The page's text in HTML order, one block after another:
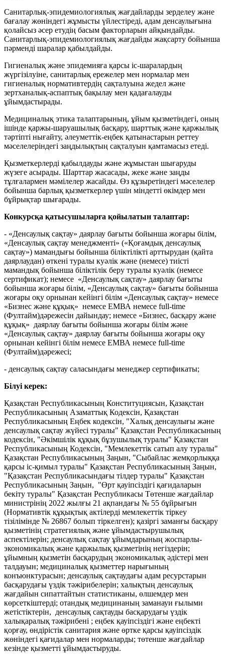
Санитарлық-эпидемиологиялық жағдайларды зерделеу және
бағалау жөніндегі жұмысты үйлестіреді, адам денсаулығына
қолайсыз әсер етудің басым факторларын айқындайды.
Санитарлық-эпидемиологиялық жағдайды жақсарту бойынша
пәрменді шаралар қабылдайды.
Гигиеналық және эпидемияға қарсы іс-шаралардың
жүргізілуіне, санитарлық ережелер мен нормалар мен
гигиеналық нормативтердің сақталуына жедел және
зертханалық-аспаптық бақылау мен қадағалауды
ұйымдастырады.
Медициналық этика талаптарының, ұйым қызметіндегі, оның
ішінде қаржы-шаруашылық басқару, шарттық және қаржылық
тәртіпті нығайту, әлеуметтік-еңбек қатынастарын реттеу
мәселелеріндегі заңдылықтың сақталуын қамтамасыз етеді.
Қызметкерлерді қабылдауды және жұмыстан шығаруды
жүзеге асырады. Шарттар жасасады, жеке және заңды
тұлғалармен мәмілелер жасайды. Өз құзыретіндегі мәселелер
бойынша барлық қызметкерлер үшін міндетті өкімдер мен
бұйрықтар шығарады.
Конкурсқа қатысушыларға қойылатын талаптар:
- «Денсаулық сақтау» даярлау бағыты бойынша жоғары білім,
«Денсаулық сақтау менеджменті» («Қоғамдық денсаулық
сақтау») мамандығы бойынша біліктілікті арттырудан (қайта
даярлаудан) өткені туралы куәлік және (немесе) тиісті
мамандық бойынша біліктілік беру туралы куәлік (немесе
сертификат); немесе «Денсаулық сақтау» даярлау бағыты
бойынша жоғары білім, «Денсаулық сақтау» бағыты бойынша
жоғары оқу орнынан кейінгі білім «Денсаулық сақтау» немесе
«Бизнес және құқық» немесе ЕМВА немесе full-time
(Фултайм)дәрежесін дайындау; немесе «Бизнес, басқару және
құқық» даярлау бағыты бойынша жоғары білім және
«Денсаулық сақтау» даярлау бағыты бойынша жоғары оқу
орнынан кейінгі білім немесе ЕМВА немесе full-time
(Фултайм)дәрежесі;
- денсаулық сақтау саласындағы менеджер сертификаты;
Білуі керек:
Қазақстан Республикасының Конституциясын, Қазақстан
Республикасының Азаматтық Кодексін, Қазақстан
Республикасының Еңбек кодексін, "Халық денсаулығы және
денсаулық сақтау жүйесі туралы" Қазақстан Республикасының
кодексін, "Әкімшілік құқық бұзушылық туралы" Қазақстан
Республикасының Кодексін, "Мемлекеттік сатып алу туралы"
Қазақстан Республикасының Заңын, "Сыбайлас жемқорлыққа
қарсы іс-қимыл туралы" Қазақстан Республикасының Заңын,
"Қазақстан Республикасындағы тілдер туралы" Қазақстан
Республикасының Заңын, "Өрт қауіпсіздігі қағидаларын
бекіту туралы" Қазақстан Республикасы Төтенше жағдайлар
министрінің 2022 жылғы 21 ақпандағы № 55 бұйрығын
(Нормативтік құқықтық актілерді мемлекеттік тіркеу
тізілімінде № 26867 болып тіркелген); қазіргі заманғы басқару
қызметінің стратегиялық және ұйымдастырушылық
аспектілерін; денсаулық сақтау ұйымдарының жоспарлы-
экономикалық және қаржылық қызметінің негіздерін;
ұйымның қызметін басқарудың экономикалық әдістері мен
талдауын; медициналық қызметтер нарығының
конъюнктурасын; денсаулық сақтаудағы адам ресурстарын
басқарудағы үздік тәжірибелерін; халықтың денсаулық
жағдайын сипаттайтын статистиканы, өлшемдер мен
көрсеткіштерді; отандық медицинаның заманауи ғылыми
жетістіктерін, денсаулық сақтауды басқарудағы үздік
халықаралық тәжірибені ; еңбек қауіпсіздігі және еңбекті
қорғау, өндірістік санитария және өртке қарсы қауіпсіздік
жөніндегі қағидалар мен нормаларды; төтенше жағдайлар
кезінде қызметті ұйымдастыруды.